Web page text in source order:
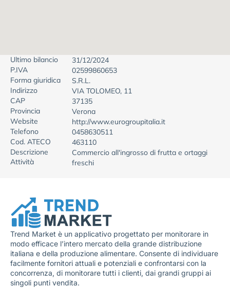
Ultimo bilancio
31/12/2024
P.IVA
02599860653
Forma giuridica
S.R.L.
Indirizzo
VIA TOLOMEO, 11
CAP
37135
Provincia
Verona
Website
http://www.eurogroupitalia.it
Telefono
0458630511
Cod. ATECO
463110
Descrizione
Attività
Commercio all'ingrosso di frutta e ortaggi
freschi
Trend Market è un applicativo progettato per monitorare in
modo efficace l’intero mercato della grande distribuzione
italiana e della produzione alimentare. Consente di individuare
facilmente fornitori attuali e potenziali e confrontarsi con la
concorrenza, di monitorare tutti i clienti, dai grandi gruppi ai
singoli punti vendita.